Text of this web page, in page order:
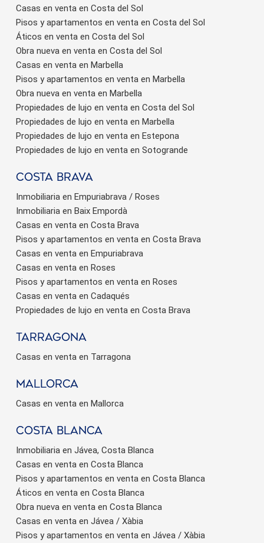
Casas en venta en Costa del Sol
Pisos y apartamentos en venta en Costa del Sol
Áticos en venta en Costa del Sol
Obra nueva en venta en Costa del Sol
Casas en venta en Marbella
Pisos y apartamentos en venta en Marbella
Obra nueva en venta en Marbella
Propiedades de lujo en venta en Costa del Sol
Propiedades de lujo en venta en Marbella
Propiedades de lujo en venta en Estepona
Propiedades de lujo en venta en Sotogrande
Costa brava
Inmobiliaria en Empuriabrava / Roses
Inmobiliaria en Baix Empordà
Casas en venta en Costa Brava
Pisos y apartamentos en venta en Costa Brava
Casas en venta en Empuriabrava
Casas en venta en Roses
Pisos y apartamentos en venta en Roses
Casas en venta en Cadaqués
Propiedades de lujo en venta en Costa Brava
Tarragona
Casas en venta en Tarragona
Mallorca
Casas en venta en Mallorca
Costa Blanca
Inmobiliaria en Jávea, Costa Blanca
Casas en venta en Costa Blanca
Pisos y apartamentos en venta en Costa Blanca
Áticos en venta en Costa Blanca
Obra nueva en venta en Costa Blanca
Casas en venta en Jávea / Xàbia
Pisos y apartamentos en venta en Jávea / Xàbia